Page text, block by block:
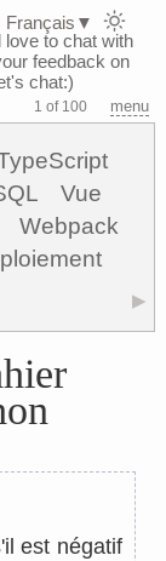
love to chat with
feedback on
chat:)
1 of 100 menu
Vue
Webpack
▶
est négatif
Français ▼